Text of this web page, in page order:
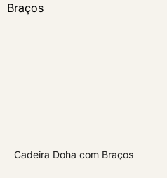
Cadeira Doha com Braços